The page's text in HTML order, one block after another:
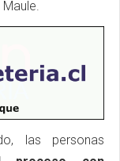
las personas